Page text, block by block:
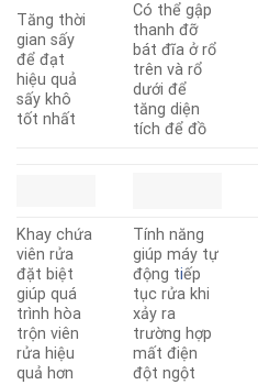
Tăng thời
gian sấy
để đạt
hiệu quả
sấy khô
tốt nhất
Có thể gập
thanh đỡ
bát đĩa ở rổ
trên và rổ
dưới để
tăng diện
tích để đồ
Khay chứa
viên rửa
đặt biệt
giúp quá
trình hòa
trộn viên
rửa hiệu
quả hơn
Tính năng
giúp máy tự
động tiếp
tục rửa khi
xảy ra
trường hợp
mất điện
đột ngột